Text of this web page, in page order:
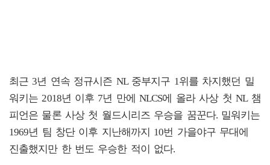
최근 3년 연속 정규시즌 NL 중부지구 1위를 차지했던 밀
워키는 2018년 이후 7년 만에 NLCS에 올라 사상 첫 NL 챔
피언은 물론 사상 첫 월드시리즈 우승을 꿈꾼다. 밀워키는
1969년 팀 창단 이후 지난해까지 10번 가을야구 무대에
진출했지만 한 번도 우승한 적이 없다.